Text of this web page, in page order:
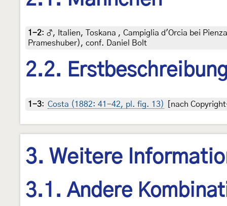
1-2: ♂, Italien, Toskana , Campiglia d'Orcia bei
Prameshuber), conf. Daniel Bolt
2.2.
1-3: Costa (1882: 41-42, pl. fig. 13) [nach
3. Weitere
3.1. Andere